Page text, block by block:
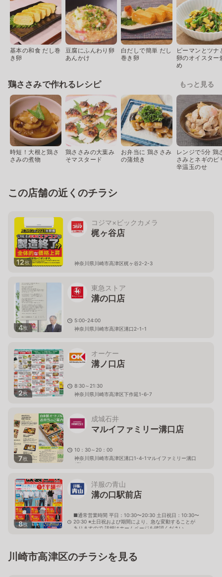
基本の和食 だし巻
き卵
豆腐にふんわり卵
あんかけ
白だしで簡単 だし
巻き卵
ピーマンとツナ
卵のオイスター
め
鶏ささみで作れるレシピ もっと見る
時短！大根と鶏さ
さみの煮物
鶏ささみの大葉み
そマスタード
お弁当に 鶏ささみ
の蒲焼き
レンジで5分 鶏
さみとネギのピ
辛温玉のせ
この店舗の近くのチラシ
12枚
コジマ×ビックカメラ
梶ヶ谷店
神奈川県川崎市高津区梶ヶ谷2-2-3
4枚
東急ストア
溝の口店
5:00-24:00
神奈川県川崎市高津区溝口2-1-1
2枚
オーケー
溝ノ口店
8:30～21:30
神奈川県川崎市高津区下作延1-6-7
7枚
成城石井
マルイファミリー溝口店
10：30～20：00
神奈川県川崎市高津区溝口1-4-1マルイファミリー溝口
1階
8枚
洋服の青山
溝の口駅前店
■通常営業時間 平日：10:30〜20:30 土日祝日：10:30〜
20:30 ※土日祝および期間により、急な変動することが
ありますので 詳細はホームページを確認ください
川崎市高津区のチラシを見る